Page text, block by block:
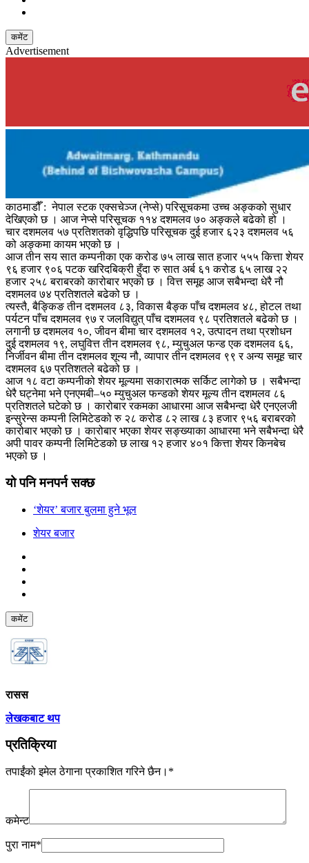
कमेंट
Advertisement
काठमाडौँ : नेपाल स्टक एक्सचेञ्ज (नेप्से) परिसूचकमा उच्च अङ्कको सुधार
देखिएको छ । आज नेप्से परिसूचक ११४ दशमलव ७० अङ्कले बढेको हो ।
चार दशमलव ५७ प्रतिशतको वृद्धिपछि परिसूचक दुई हजार ६२३ दशमलव ५६
को अङ्कमा कायम भएको छ ।
आज तीन सय सात कम्पनीका एक करोड ७५ लाख सात हजार ५५५ कित्ता शेयर
९६ हजार ९०६ पटक खरिदबिक्री हुँदा रु सात अर्ब ६१ करोड ६५ लाख २२
हजार २५८ बराबरको कारोबार भएको छ । वित्त समूह आज सबैभन्दा धेरै नौ
दशमलव ७४ प्रतिशतले बढेको छ ।
त्यस्तै, बैङ्किङ तीन दशमलव ८३, विकास बैङ्क पाँच दशमलव ४८, होटल तथा
पर्यटन पाँच दशमलव ९७ र जलविद्युत् पाँच दशमलव ९८ प्रतिशतले बढेको छ ।
लगानी छ दशमलव १०, जीवन बीमा चार दशमलव १२, उत्पादन तथा प्रशोधन
दुई दशमलव १९, लघुवित्त तीन दशमलव ९८, म्युचुअल फन्ड एक दशमलव ६६,
निर्जीवन बीमा तीन दशमलव शून्य नौ, व्यापार तीन दशमलव ९९ र अन्य समूह चार
दशमलव ६७ प्रतिशतले बढेको छ ।
आज १८ वटा कम्पनीको शेयर मूल्यमा सकारात्मक सर्किट लागेको छ । सबैभन्दा
धेरै घट्नेमा भने एनएमबी–५० म्युचुअल फन्डको शेयर मूल्य तीन दशमलव ८६
प्रतिशतले घटेको छ । कारोबार रकमका आधारमा आज सबैभन्दा धेरै एनएलजी
इन्सुरेन्स कम्पनी लिमिटेडको रु २८ करोड ८२ लाख ८३ हजार ९५६ बराबरको
कारोबार भएको छ । कारोबार भएका शेयर सङ्ख्याका आधारमा भने सबैभन्दा धेरै
अपी पावर कम्पनी लिमिटेडको छ लाख १२ हजार ४०१ कित्ता शेयर किनबेच
भएको छ ।
यो पनि मनपर्न सक्छ
‘शेयर’ बजार बुलमा हुने भूल
शेयर बजार
कमेंट
रासस
लेखकबाट थप
प्रतिक्रिया
तपाईंको इमेल ठेगाना प्रकाशित गरिने छैन। *
कमेन्ट
पुरा नाम*